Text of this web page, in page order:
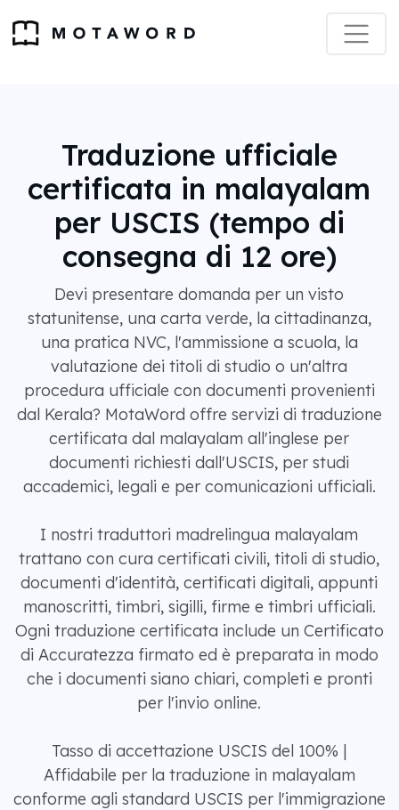
Traduzione ufficiale
certificata in malayalam
per USCIS (tempo di
consegna di 12 ore)
Devi presentare domanda per un visto
statunitense, una carta verde, la cittadinanza,
una pratica NVC, l'ammissione a scuola, la
valutazione dei titoli di studio o un'altra
procedura ufficiale con documenti provenienti
dal Kerala? MotaWord offre servizi di traduzione
certificata dal malayalam all'inglese per
documenti richiesti dall'USCIS, per studi
accademici, legali e per comunicazioni ufficiali.
I nostri traduttori madrelingua malayalam
trattano con cura certificati civili, titoli di studio,
documenti d'identità, certificati digitali, appunti
manoscritti, timbri, sigilli, firme e timbri ufficiali.
Ogni traduzione certificata include un Certificato
di Accuratezza firmato ed è preparata in modo
che i documenti siano chiari, completi e pronti
per l'invio online.
Tasso di accettazione USCIS del 100% |
Affidabile per la traduzione in malayalam
conforme agli standard USCIS per l'immigrazione